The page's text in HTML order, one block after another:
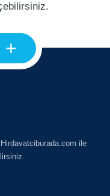
+
ile